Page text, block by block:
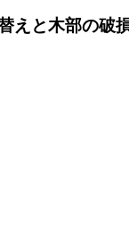
と木部の破